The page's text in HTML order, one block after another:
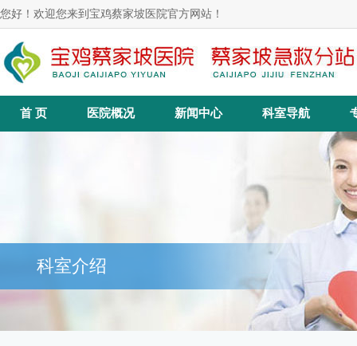
您好！欢迎您来到宝鸡蔡家坡医院官方网站！
首 页 医院概况 新闻中心 科室导航
科室介绍